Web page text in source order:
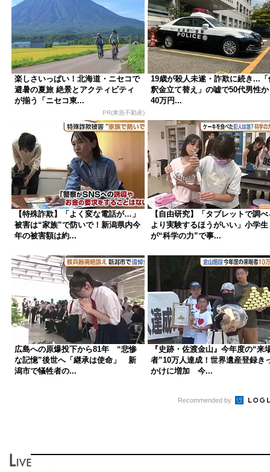
楽しさいっぱい！北海道・ニセコで
避暑の夏旅 絶景とアクティビティ
が揃う「ニセコ東...
PR(東急不動産)
19歳が殺人未遂・詐欺に続き...「
釈金立て替え」の嘘で50代男性
40万円...
【特殊詐欺】「よく変な電話が…」
被害は“家族”で防いで！新潟県内今
年の被害額は約...
【自由研究】「タブレットで調べ
より実験するほうがいい」小学生
が“科学の力”で事...
広島への原爆投下から81年 “悲惨
な記憶”後世へ「継承は使命」 新
潟市で犠牲者の...
『史跡・佐渡金山』今年度の“来
者”10万人達成！世界遺産登録き
かけに増加 今...
Recommended by